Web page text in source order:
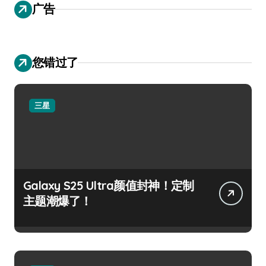
广告
您错过了
三星
Galaxy S25 Ultra颜值封神！定制
主题潮爆了！